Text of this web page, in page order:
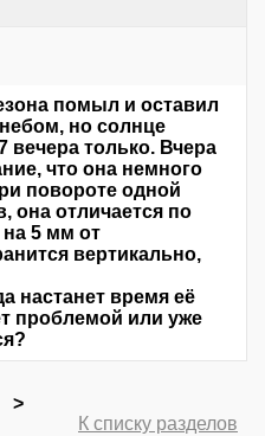
помыл и оставил
но солнце
вечера только. Вчера
что она немного
повороте одной
она отличается по
5 мм от
вертикально,
настанет время её
проблемой или уже
>
К списку разделов